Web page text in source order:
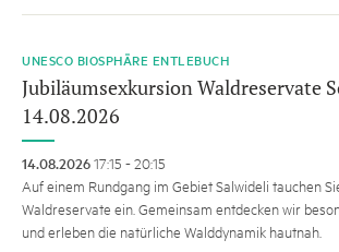
UNESCO BIOSPHÄRE ENTLEBUCH
Jubiläumsexkursion Waldreservate
14.08.2026
14.08.202617:15 - 20:15
Auf einem Rundgang im Gebiet Salwideli tauchen
Waldreservate ein. Gemeinsam entdecken wir
und erleben die natürliche Walddynamik hautnah.